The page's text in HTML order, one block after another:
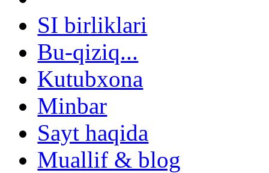
SI birliklari
Bu-qiziq...
Kutubxona
Minbar
Sayt haqida
Muallif & blog